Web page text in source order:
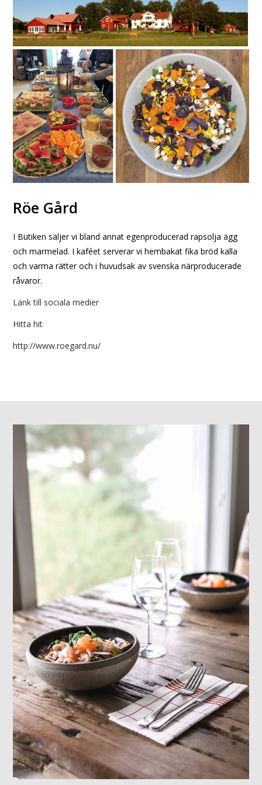
Röe Gård
I Butiken säljer vi bland annat egenproducerad rapsolja ägg
och marmelad. I kaféet serverar vi hembakat fika bröd kalla
och varma rätter och i huvudsak av svenska närproducerade
råvaror.
Länk till sociala medier
Hitta hit
http://www.roegard.nu/